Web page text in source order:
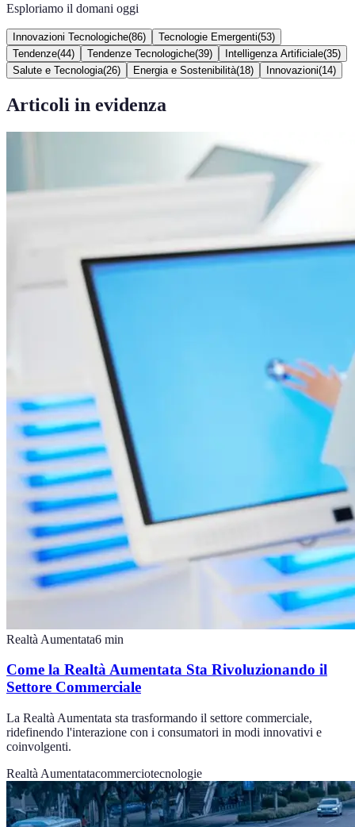
Esploriamo il domani oggi
Innovazioni Tecnologiche(86) Tecnologie Emergenti(53)
Tendenze(44) Tendenze Tecnologiche(39) Intelligenza Artificiale(35)
Salute e Tecnologia(26) Energia e Sostenibilità(18) Innovazioni(14)
Articoli in evidenza
Realtà Aumentata6 min
Come la Realtà Aumentata Sta Rivoluzionando il
Settore Commerciale
La Realtà Aumentata sta trasformando il settore commerciale,
ridefinendo l'interazione con i consumatori in modi innovativi e
coinvolgenti.
Realtà Aumentatacommerciotecnologie